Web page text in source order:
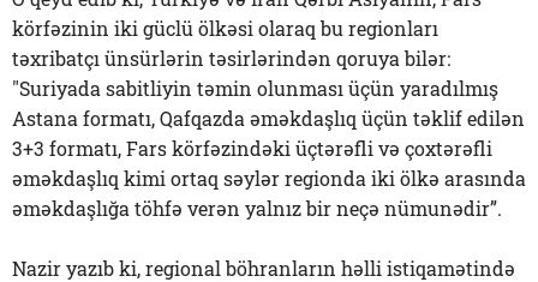
körfəzinin iki güclü ölkəsi olaraq bu regionları
təxribatçı ünsürlərin təsirlərindən qoruya bilər:
"Suriyada sabitliyin təmin olunması üçün yaradılmış
Astana formatı, Qafqazda əməkdaşlıq üçün təklif edilən
3+3 formatı, Fars körfəzindəki üçtərəfli və çoxtərəfli
əməkdaşlıq kimi ortaq səylər regionda iki ölkə arasında
əməkdaşlığa töhfə verən yalnız bir neçə nümunədir”.
Nazir yazıb ki, regional böhranların həlli istiqamətində